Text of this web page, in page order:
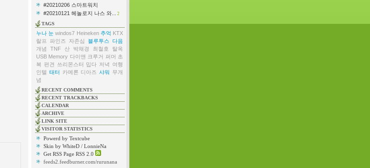
#20210206 스마트워치
#20210121 헤놀로지 나스 와...
2
TAGS
누나 눈 windos7 Heineken 추억 KTX
랄프 파인즈
자존심 블루투스
다음
개념
TNF 산 박채경 최철호
탈옥
USB Memory 다이앤 크루거 퍼머 초
복 편견 쓰리몬스터 밉다 저녁
여행
인텔 태터 카메론 디아즈 샤워 무개
념
RECENT COMMENTS
RECENT TRACKBACKS
CALENDAR
ARCHIVE
LINK SITE
VISITOR STATISTICS
Powerd by Textcube
Skin by WhiteD / LonnieNa
Get RSS Page RSS 2.0
feeds2.feedburner.com/rurunana